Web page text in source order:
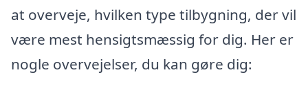
at overveje, hvilken type tilbygning, der vil
være mest hensigtsmæssig for dig. Her er
nogle overvejelser, du kan gøre dig: